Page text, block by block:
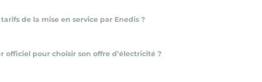
de la mise en service par Enedis ?
officiel pour choisir son offre d’électricité ?